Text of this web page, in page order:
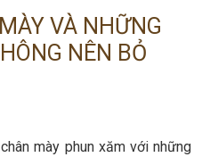
VÀ NHỮNG
NÊN BỎ
mày phun xăm với những